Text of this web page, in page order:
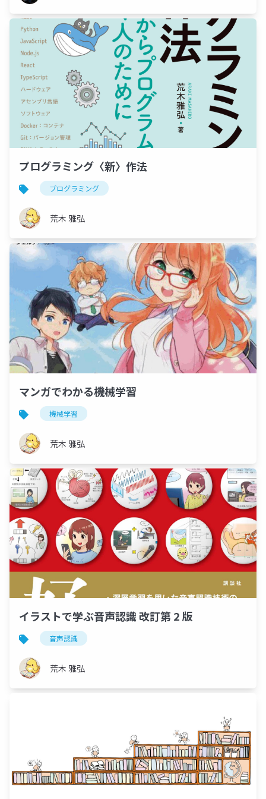
プログラミング〈新〉作法
プログラミング
荒木 雅弘
マンガでわかる機械学習
機械学習
荒木 雅弘
イラストで学ぶ音声認識 改訂第 2 版
音声認識
荒木 雅弘